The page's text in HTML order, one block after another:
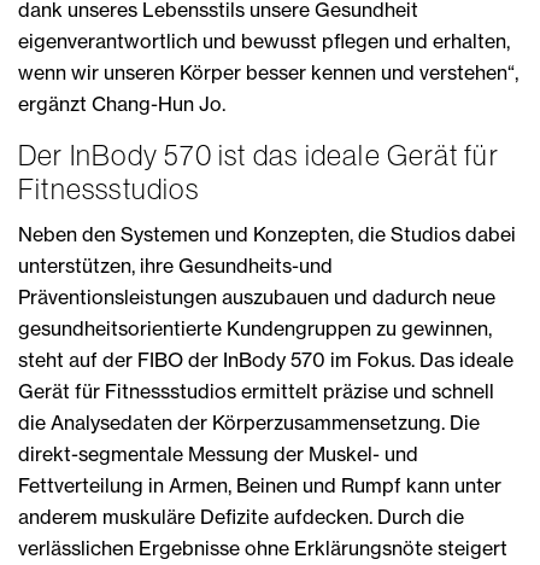
dank unseres Lebensstils unsere Gesundheit
eigenverantwortlich und bewusst pflegen und erhalten,
wenn wir unseren Körper besser kennen und verstehen“,
ergänzt Chang-Hun Jo.
Der InBody 570 ist das ideale Gerät für
Fitnessstudios
Neben den Systemen und Konzepten, die Studios dabei
unterstützen, ihre Gesundheits-und
Präventionsleistungen auszubauen und dadurch neue
gesundheitsorientierte Kundengruppen zu gewinnen,
steht auf der FIBO der InBody 570 im Fokus. Das ideale
Gerät für Fitnessstudios ermittelt präzise und schnell
die Analysedaten der Körperzusammensetzung. Die
direkt-segmentale Messung der Muskel- und
Fettverteilung in Armen, Beinen und Rumpf kann unter
anderem muskuläre Defizite aufdecken. Durch die
verlässlichen Ergebnisse ohne Erklärungsnöte steigert